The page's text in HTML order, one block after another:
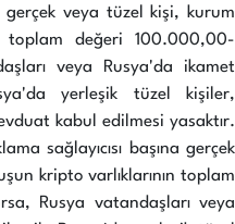
gerçek veya tüzel kişi, kurum
toplam değeri 100.000,00-
veya Rusya'da ikamet
yerleşik tüzel kişiler,
kabul edilmesi yasaktır.
sağlayıcısı başına gerçek
kripto varlıklarının toplam
Rusya vatandaşları veya